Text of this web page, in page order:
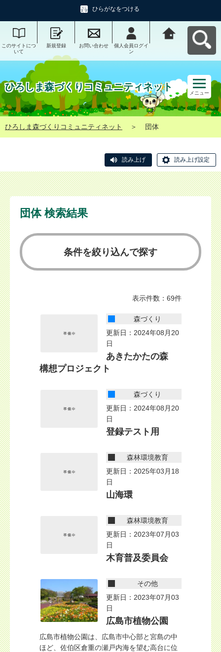
ひらがなをつける
このサイトにつ
いて
新規登録 お問い合わせ
個人会員ログイ
ン
ひろしま森づくりコミュニティネット
メニュー
ひろしま森づくりコミュニティネット ＞ 団体
読み上げ 読み上げ設定
団体 検索結果
条件を絞り込んで探す
表示件数：69件
森づくり
更新日：2024年08月20
日
あきたかたの森
構想プロジェクト
森づくり
更新日：2024年08月20
日
登録テスト用
森林環境教育
更新日：2025年03月18
日
山海環
森林環境教育
更新日：2023年07月03
日
木育普及委員会
その他
更新日：2023年07月03
日
広島市植物公園
広島市植物公園は、広島市中心部と宮島の中
ほど、佐伯区倉重の瀬戸内海を望む高台に位